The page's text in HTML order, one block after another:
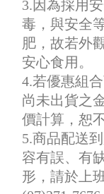
3.因為採用
毒，與安全
肥，故若外
安心食用。
4.若優惠組
尚未出貨之
價計算，恕
5.商品配送
容有誤、有
形，請於上